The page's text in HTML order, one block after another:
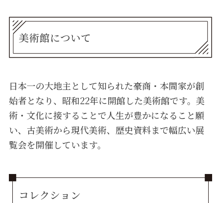
美術館について
日本一の大地主として知られた豪商・本間家が創
始者となり、昭和22年に開館した美術館です。美
術・文化に接することで人生が豊かになること願
い、古美術から現代美術、歴史資料まで幅広い展
覧会を開催しています。
コレクション